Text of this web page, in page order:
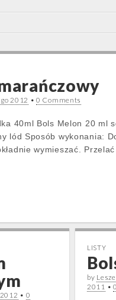
2012 •0 Comments
40ml Bols Melon 20 ml
lód Sposób wykonania:
wymieszać.
• 0
LISTY
by
2011 •